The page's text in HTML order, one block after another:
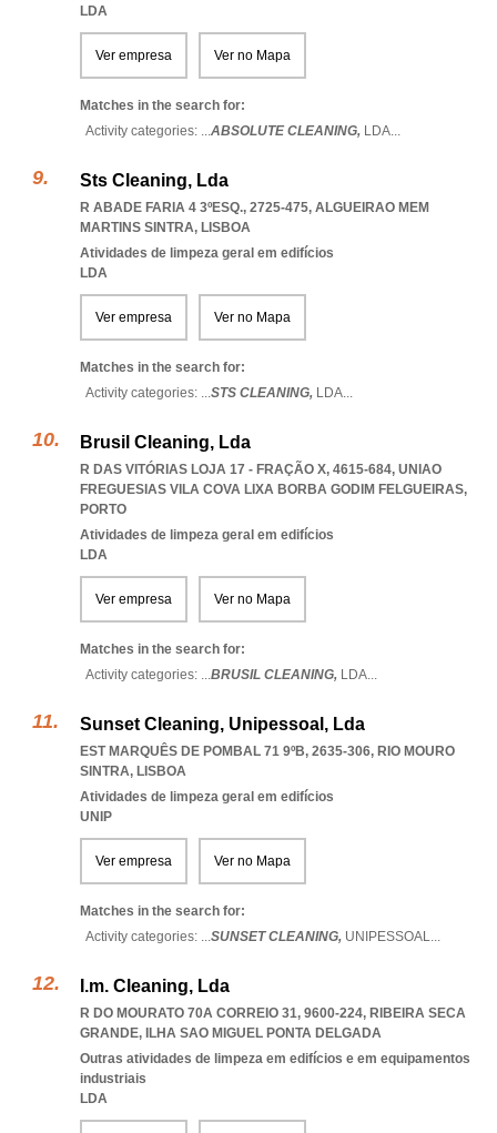
LDA
Ver empresa Ver no Mapa
Matches in the search for:
Activity categories: ...ABSOLUTE CLEANING, LDA...
Sts Cleaning, Lda
R ABADE FARIA 4 3ºESQ., 2725-475, ALGUEIRAO MEM
MARTINS SINTRA, LISBOA
Atividades de limpeza geral em edifícios
LDA
Ver empresa Ver no Mapa
Matches in the search for:
Activity categories: ...STS CLEANING, LDA...
Brusil Cleaning, Lda
R DAS VITÓRIAS LOJA 17 - FRAÇÃO X, 4615-684, UNIAO
FREGUESIAS VILA COVA LIXA BORBA GODIM FELGUEIRAS,
PORTO
Atividades de limpeza geral em edifícios
LDA
Ver empresa Ver no Mapa
Matches in the search for:
Activity categories: ...BRUSIL CLEANING, LDA...
Sunset Cleaning, Unipessoal, Lda
EST MARQUÊS DE POMBAL 71 9ºB, 2635-306, RIO MOURO
SINTRA, LISBOA
Atividades de limpeza geral em edifícios
UNIP
Ver empresa Ver no Mapa
Matches in the search for:
Activity categories: ...SUNSET CLEANING, UNIPESSOAL...
I.m. Cleaning, Lda
R DO MOURATO 70A CORREIO 31, 9600-224, RIBEIRA SECA
GRANDE, ILHA SAO MIGUEL PONTA DELGADA
Outras atividades de limpeza em edifícios e em equipamentos
industriais
LDA